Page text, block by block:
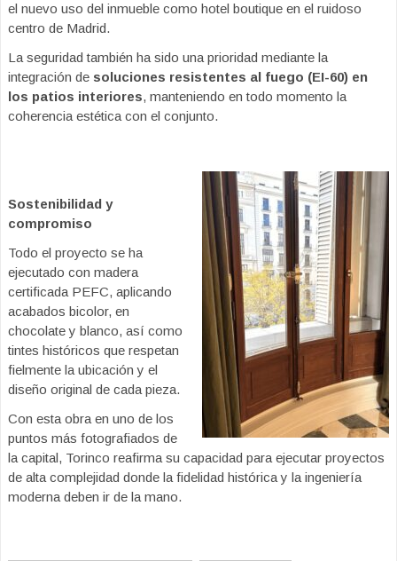
el nuevo uso del inmueble como hotel boutique en el ruidoso
centro de Madrid.
La seguridad también ha sido una prioridad mediante la
integración de soluciones resistentes al fuego (EI-60) en
los patios interiores, manteniendo en todo momento la
coherencia estética con el conjunto.
Sostenibilidad y
compromiso
Todo el proyecto se ha
ejecutado con madera
certificada PEFC, aplicando
acabados bicolor, en
chocolate y blanco, así como
tintes históricos que respetan
fielmente la ubicación y el
diseño original de cada pieza.
Con esta obra en uno de los
puntos más fotografiados de
la capital, Torinco reafirma su capacidad para ejecutar proyectos
de alta complejidad donde la fidelidad histórica y la ingeniería
moderna deben ir de la mano.